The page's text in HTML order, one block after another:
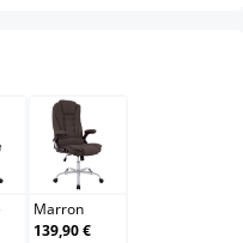
foncé Marron
Marron
139,90 €